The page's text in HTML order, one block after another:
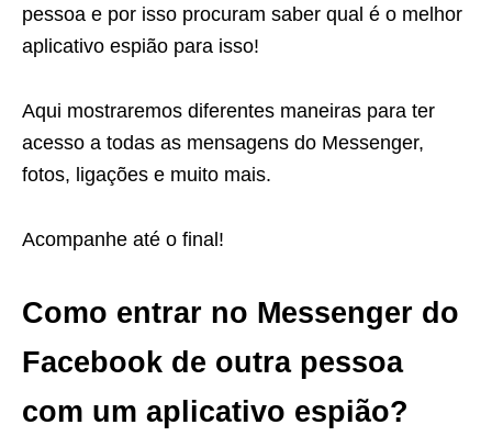
pessoa e por isso procuram saber qual é o melhor
aplicativo espião para isso!
Aqui mostraremos diferentes maneiras para ter
acesso a todas as mensagens do Messenger,
fotos, ligações e muito mais.
Acompanhe até o final!
Como entrar no Messenger do
Facebook de outra pessoa
com um aplicativo espião?